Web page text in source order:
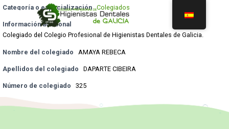
Categoría o especialización Colegiados
Información adicional
Colegiado del Colegio Profesional de Higienistas Dentales de Galicia.
Nombre del colegiado AMAYA REBECA
Apellidos del colegiado DAPARTE CIBEIRA
Número de colegiado 325